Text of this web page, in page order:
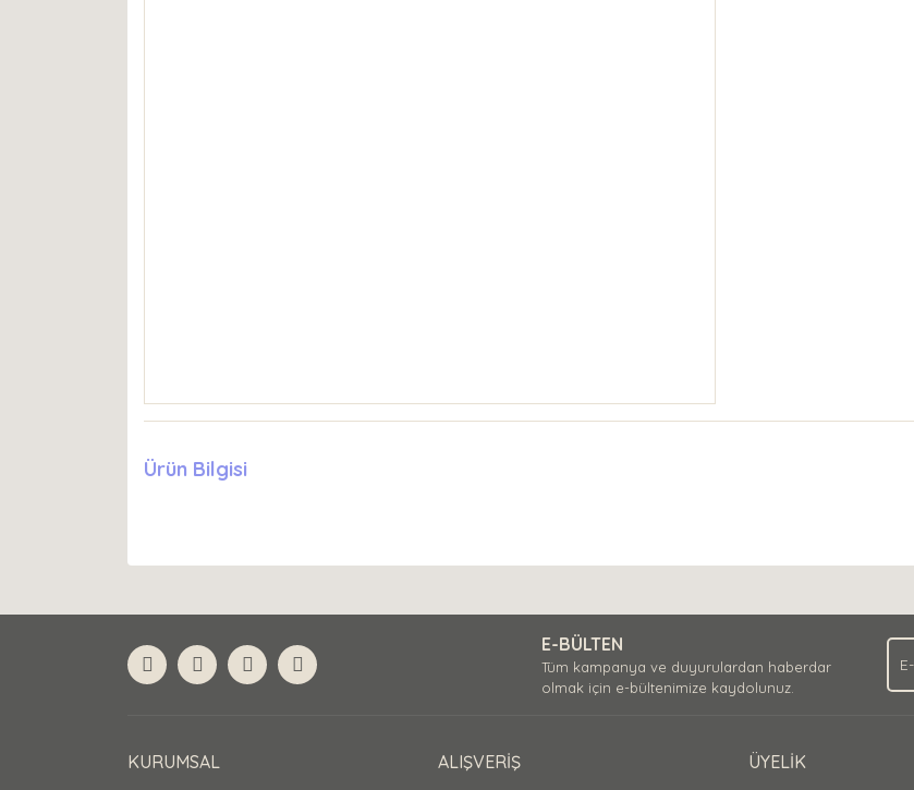
Ürün Bilgisi
E-BÜLTEN
Tüm kampanya ve duyurulardan haberdar
olmak için e-bültenimize kaydolunuz.
KURUMSAL ALIŞVERİŞ ÜYELİK